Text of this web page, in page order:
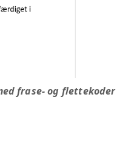
frase- og flettekoder